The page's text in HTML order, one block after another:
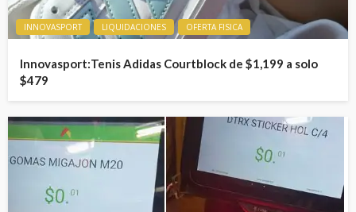
INNOVASPORT LIQUIDACIONES OFERTA FISICA
Innovasport:Tenis Adidas Courtblock de $1,199 a solo
$479